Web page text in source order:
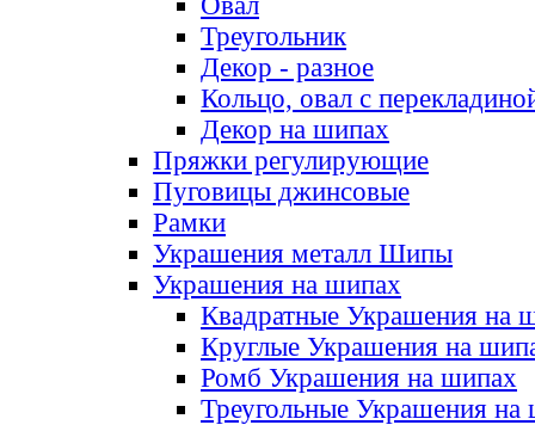
Треугольник
Декор - разное
Кольцо, овал с
Декор на шипах
Пряжки регулирующие
Пуговицы джинсовые
Рамки
Украшения металл Шипы
Украшения на шипах
Квадратные Украшения на
Круглые Украшения на
Ромб Украшения на шипах
Треугольные Украшения на